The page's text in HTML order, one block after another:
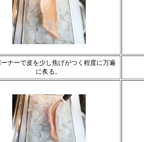
ーナーで皮を少し焦げがつく程度に万遍
に炙る。